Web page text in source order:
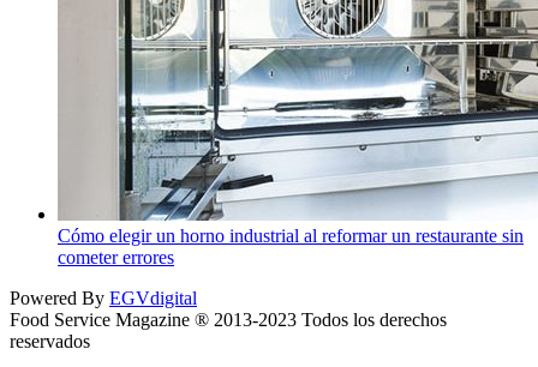
Cómo elegir un horno industrial al reformar un restaurante sin
cometer errores
Powered By EGVdigital
Food Service Magazine ® 2013-2023 Todos los derechos
reservados